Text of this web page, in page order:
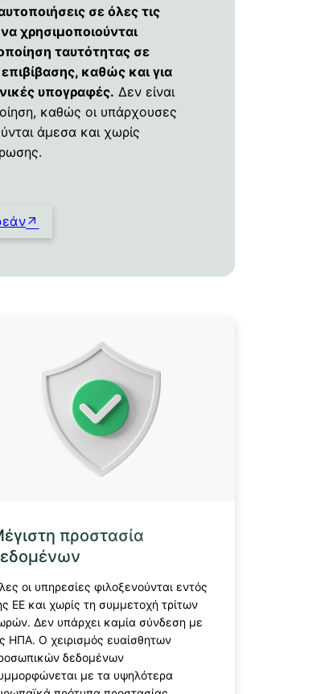
σε όλες τις
χρησιμοποιούνται
ταυτότητας σε
καθώς και για
υπογραφές. Δεν είναι
καθώς οι υπάρχουσες
άμεσα και χωρίς
προστασία
οι υπηρεσίες φιλοξενούνται εντός
ΕΕ και χωρίς τη συμμετοχή τρίτων
Δεν υπάρχει καμία σύνδεση με
ΗΠΑ. Ο χειρισμός ευαίσθητων
δεδομένων
με τα υψηλότερα